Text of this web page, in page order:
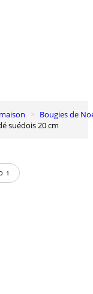
Bougies de
suédois 20 cm
1